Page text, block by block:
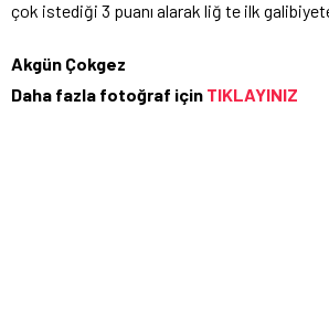
çok istediği 3 puanı alarak liğ te ilk
Akgün Çokgez
Daha fazla fotoğraf için TIKLAYINIZ